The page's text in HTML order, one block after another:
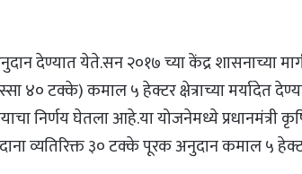
देण्यात येते.सन २०१७ च्या केंद्र शासनाच्या
४० टक्के) कमाल ५ हेक्टर क्षेत्राच्या मर्यादेत
निर्णय घेतला आहे.या योजनेमध्ये प्रधानमंत्री
३० टक्के पूरक अनुदान कमाल ५ हेक्टर